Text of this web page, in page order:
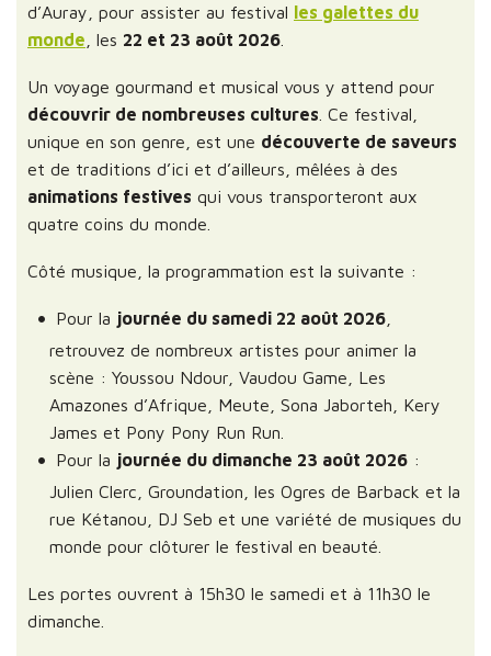
d’Auray, pour assister au festival les galettes du
monde , les 22 et 23 août 2026.
Un voyage gourmand et musical vous y attend pour
découvrir de nombreuses cultures . Ce festival,
unique en son genre, est une découverte de saveurs
et de traditions d’ici et d’ailleurs, mêlées à des
animations festives qui vous transporteront aux
quatre coins du monde.
Côté musique, la programmation est la suivante :
Pour la journée du samedi 22 août 2026,
retrouvez de nombreux artistes pour animer la
scène : Youssou Ndour, Vaudou Game, Les
Amazones d’Afrique, Meute, Sona Jaborteh, Kery
James et Pony Pony Run Run.
Pour la journée du dimanche 23 août 2026:
Julien Clerc, Groundation, les Ogres de Barback et la
rue Kétanou, DJ Seb et une variété de musiques du
monde pour clôturer le festival en beauté.
Les portes ouvrent à 15h30 le samedi et à 11h30 le
dimanche.